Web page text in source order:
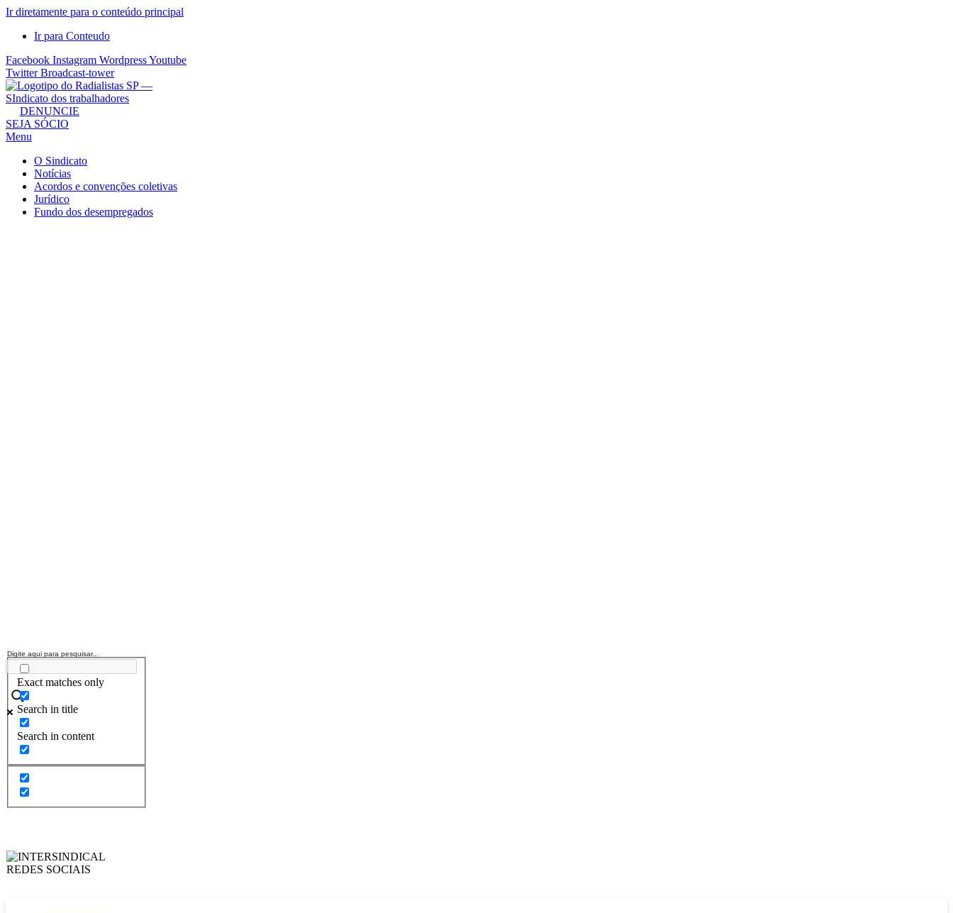
Ir diretamente para o conteúdo principal
Ir para Conteudo
Facebook Instagram WordpressYoutube
Twitter Broadcast-tower
Sindicato
dos
Radialistas
São
Paulo
Sindicato
DENUNCIE
SEJA SÓCIO
Menu
O Sindicato
Notícias
Acordos e convenções coletivas
Jurídico
Fundo dos desempregados
Exact matches only
Search in title
Search in content